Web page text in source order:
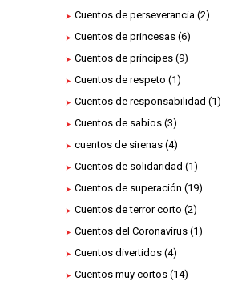
Cuentos de perseverancia (2)
Cuentos de princesas (6)
Cuentos de príncipes (9)
Cuentos de respeto (1)
Cuentos de responsabilidad (1)
Cuentos de sabios (3)
cuentos de sirenas (4)
Cuentos de solidaridad (1)
Cuentos de superación (19)
Cuentos de terror corto (2)
Cuentos del Coronavirus (1)
Cuentos divertidos (4)
Cuentos muy cortos (14)